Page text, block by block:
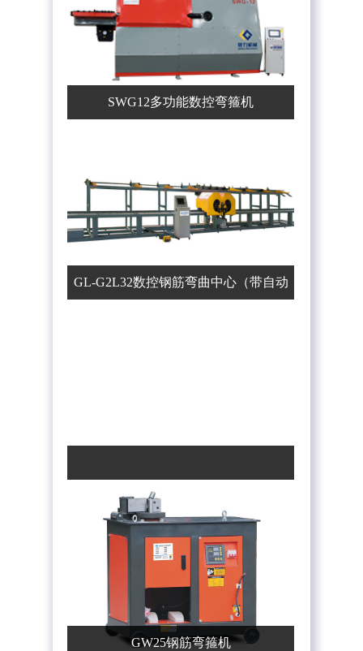
SWG12多功能数控弯箍机
GL-G2L32数控钢筋弯曲中心（带自动
GW25钢筋弯箍机